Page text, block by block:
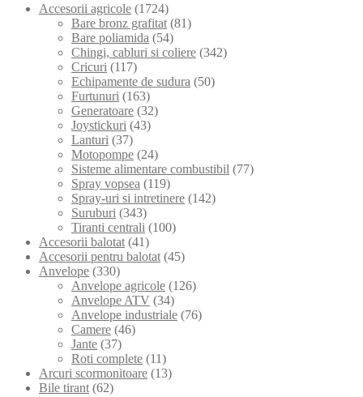
Accesorii agricole (1724)
Bare bronz grafitat (81)
Bare poliamida (54)
Chingi, cabluri si coliere (342)
Cricuri (117)
Echipamente de sudura (50)
Furtunuri (163)
Generatoare (32)
Joystickuri (43)
Lanturi (37)
Motopompe (24)
Sisteme alimentare combustibil (77)
Spray vopsea (119)
Spray-uri si intretinere (142)
Suruburi (343)
Tiranti centrali (100)
Accesorii balotat (41)
Accesorii pentru balotat (45)
Anvelope (330)
Anvelope agricole (126)
Anvelope ATV (34)
Anvelope industriale (76)
Camere (46)
Jante (37)
Roti complete (11)
Arcuri scormonitoare (13)
Bile tirant (62)